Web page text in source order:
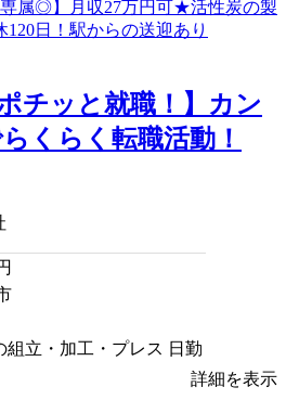
チッと就職！】カン
くらく転職活動！
組立・加工・プレス 日勤
詳細を表示